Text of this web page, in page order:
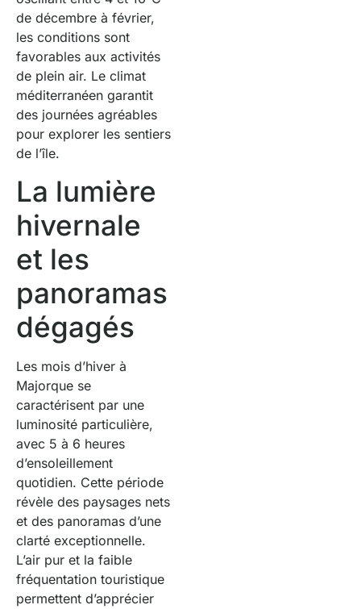
de décembre à février,
les conditions sont
favorables aux activités
de plein air. Le climat
méditerranéen garantit
des journées agréables
pour explorer les sentiers
de l’île.
La lumière
hivernale
et les
panoramas
dégagés
Les mois d’hiver à
Majorque se
caractérisent par une
luminosité particulière,
avec 5 à 6 heures
d’ensoleillement
quotidien. Cette période
révèle des paysages nets
et des panoramas d’une
clarté exceptionnelle.
L’air pur et la faible
fréquentation touristique
permettent d’apprécier